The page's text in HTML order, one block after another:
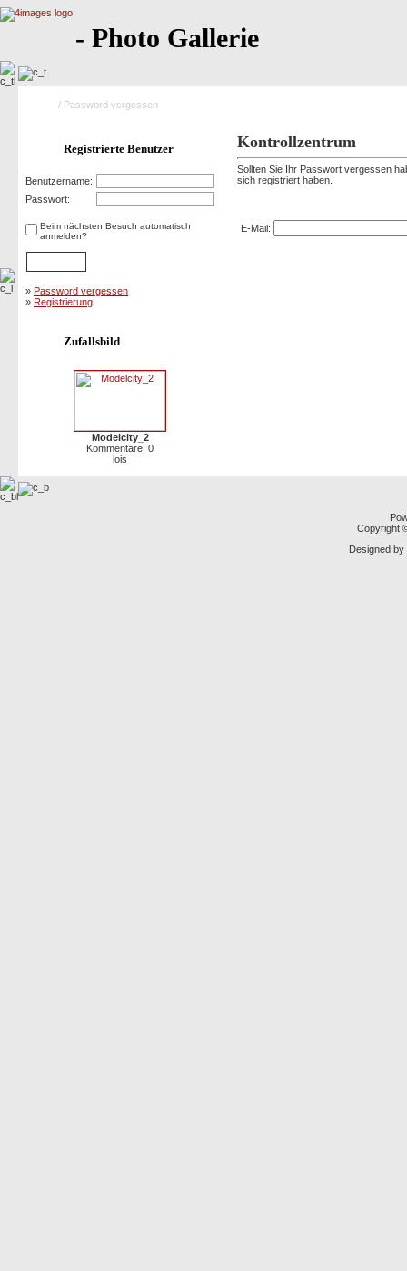
- Photo Gallerie
/ Password vergessen
Registrierte Benutzer
Benutzername:
Passwort:
Beim nächsten Besuch automatisch
anmelden?
» Password vergessen
» Registrierung
Zufallsbild
Modelcity_2
Kommentare: 0
lois
Kontrollzentrum
Sollten Sie Ihr Passwort vergessen
sich registriert haben.
E-Mail:
Copyright
Designed by